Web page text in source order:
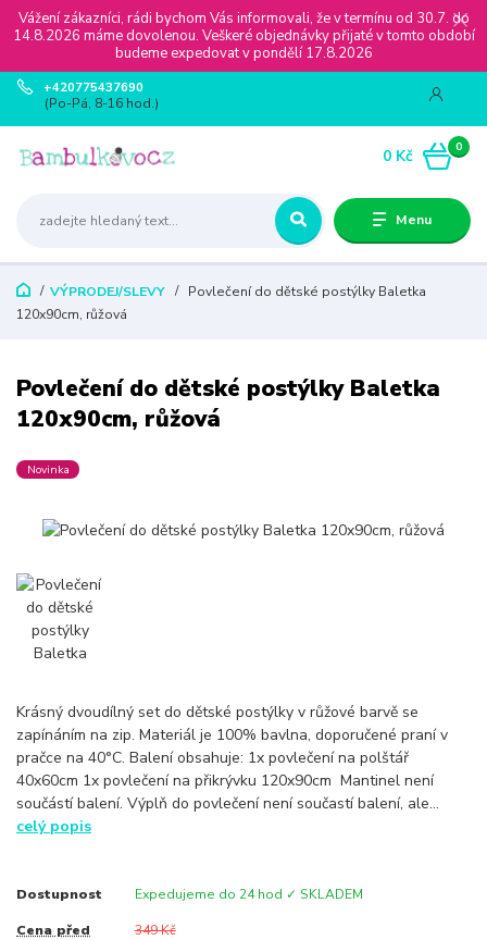
Vážení zákazníci, rádi bychom Vás informovali, že v termínu od 30.7. do
14.8.2026 máme dovolenou. Veškeré objednávky přijaté v tomto období
budeme expedovat v pondělí 17.8.2026
Menu
+420775437690
(Po-Pá, 8-16 hod.)
0
0 Kč
VÝPRODEJ/SLEVY
Povlečení do dětské postýlky Baletka
120x90cm, růžová
Povlečení do dětské postýlky Baletka
120x90cm, růžová
Novinka
Krásný dvoudílný set do dětské postýlky v růžové barvě se
zapínáním na zip. Materiál je 100% bavlna, doporučené praní v
pračce na 40°C. Balení obsahuje: 1x povlečení na polštář
40x60cm 1x povlečení na přikrývku 120x90cm Mantinel není
součástí balení. Výplň do povlečení není součastí balení, ale...
celý popis
Dostupnost Expedujeme do 24 hod ✓ SKLADEM
Cena před
349 Kč